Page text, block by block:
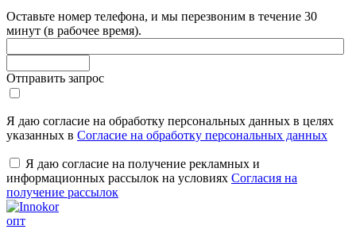
Оставьте номер телефона, и мы перезвоним в течение 30
минут (в рабочее время).
Отправить запрос
Я даю согласие на обработку персональных данных в целях
указанных в Согласие на обработку персональных данных
Я даю согласие на получение рекламных и
информационных рассылок на условиях Согласия на
получение рассылок
опт